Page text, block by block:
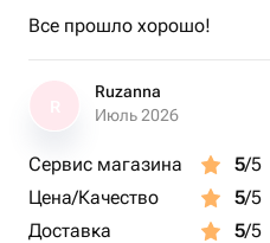
Все прошло хорошо!
Ruzanna
Июль 2026
Сервис магазина 5/5
Цена/Качество
5/5
Доставка
5/5